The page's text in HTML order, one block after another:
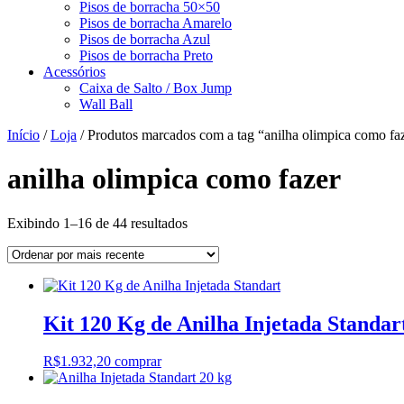
Pisos de borracha 50×50
Pisos de borracha Amarelo
Pisos de borracha Azul
Pisos de borracha Preto
Acessórios
Caixa de Salto / Box Jump
Wall Ball
Início /Loja / Produtos marcados com a tag “anilha olimpica como
anilha olimpica como fazer
Exibindo 1–16 de 44 resultadosClassificado
mais
Kit 120 Kg de Anilha Injetada
R$1.932,20 comprar